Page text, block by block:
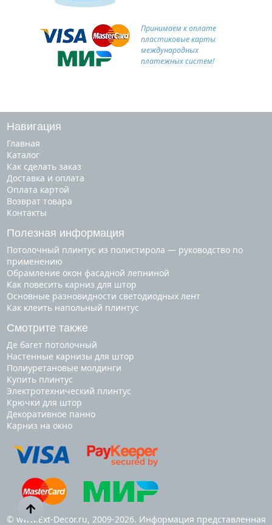
Принимаем к оплате
пластиковые карты
международных
платежных систем!
Навигация
Главная
Каталог
Как сделать заказ
Доставка и оплата
Оплата картой
Возврат товара
Контакты
Полезная информация
Потолочный плинтус из полистирола — руководство по
применению
Обрамление окон фасадной лепниной
Как повесить карниз для штор
Основные разновидности светодиодных лент
Как клеить напольный плинтус
Смотрите также
де багет потолочный
настенные карнизы для штор
полиуретановые молдинги
купить плинтус
электротехнический плинтус
крючки для штор
декоративное панно
карниз на окно
© www.Ext-Decor.ru, 2009-2026. Информация представленная